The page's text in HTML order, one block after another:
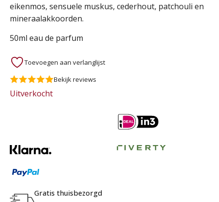
eikenmos, sensuele muskus, cederhout, patchouli en
mineraalakkoorden.
50ml eau de parfum
Toevoegen aan verlanglijst
Bekijk reviews
Uitverkocht
Gratis thuisbezorgd